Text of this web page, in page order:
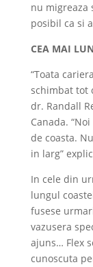
nu migreaza
posibil ca si
CEA MAI
“Toata
schimbat tot
dr. Randall
Canada.
de coasta.
in larg”
In cele din
lungul
fusese
vazusera
ajuns… Flex
cunoscuta